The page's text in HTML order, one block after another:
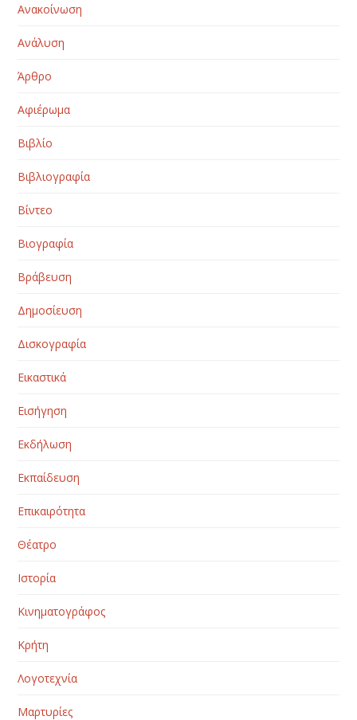
Ανακοίνωση
Ανάλυση
Άρθρο
Αφιέρωμα
Βιβλίο
Βιβλιογραφία
Βίντεο
Βιογραφία
Βράβευση
Δημοσίευση
Δισκογραφία
Εικαστικά
Εισήγηση
Εκδήλωση
Εκπαίδευση
Επικαιρότητα
Θέατρο
Ιστορία
Κινηματογράφος
Κρήτη
Λογοτεχνία
Μαρτυρίες